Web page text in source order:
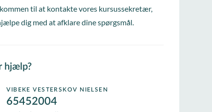
til at kontakte vores kursussekretær,
dig med at afklare dine spørgsmål.
hjælp?
VIBEKE VESTERSKOV NIELSEN
65452004